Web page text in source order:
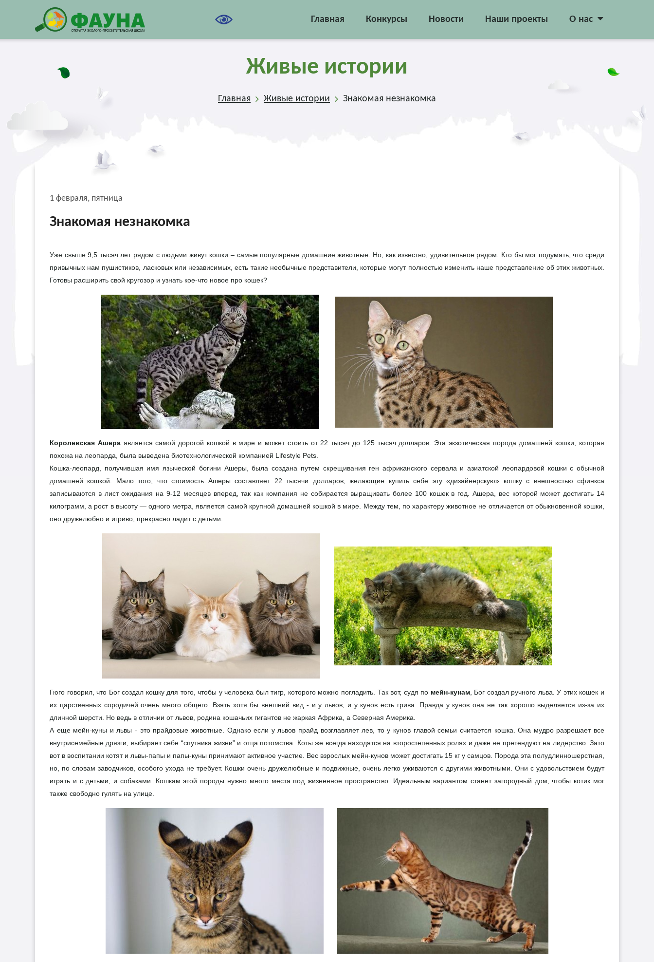
Главная Конкурсы Новости Наши проекты О нас
Живые истории
Главная Живые истории Знакомая незнакомка
1 февраля, пятница
Знакомая незнакомка
Уже свыше 9,5 тысяч лет рядом с людьми живут кошки – самые популярные домашние животные. Но, как известно, удивительное рядом. Кто бы мог подумать, что среди
привычных нам пушистиков, ласковых или независимых, есть такие необычные представители, которые могут полностью изменить наше представление об этих животных.
Готовы расширить свой кругозор и узнать кое-что новое про кошек?
Королевская Ашераявляется самой дорогой кошкой в мире и может стоить от 22 тысяч до 125 тысяч долларов. Эта экзотическая порода домашней кошки, которая
похожа на леопарда, была выведена биотехнологической компанией Lifestyle Pets.
Кошка-леопард, получившая имя языческой богини Ашеры, была создана путем скрещивания ген африканского сервала и азиатской леопардовой кошки с обычной
домашней кошкой. Мало того, что стоимость Ашеры составляет 22 тысячи долларов, желающие купить себе эту «дизайнерскую» кошку с внешностью сфинкса
записываются в лист ожидания на 9-12 месяцев вперед, так как компания не собирается выращивать более 100 кошек в год. Ашера, вес которой может достигать 14
килограмм, а рост в высоту — одного метра, является самой крупной домашней кошкой в мире. Между тем, по характеру животное не отличается от обыкновенной кошки,
оно дружелюбно и игриво, прекрасно ладит с детьми.
Гюго говорил, что Бог создал кошку для того, чтобы у человека был тигр, которого можно погладить. Так вот, судя по мейн-кунам, Бог создал ручного льва. У этих кошек и
их царственных сородичей очень много общего. Взять хотя бы внешний вид - и у львов, и у кунов есть грива. Правда у кунов она не так хорошо выделяется из-за их
длинной шерсти. Но ведь в отличии от львов, родина кошачьих гигантов не жаркая Африка, а Северная Америка.
А еще мейн-куны и львы - это прайдовые животные. Однако если у львов прайд возглавляет лев, то у кунов главой семьи считается кошка. Она мудро разрешает все
внутрисемейные дрязги, выбирает себе “спутника жизни” и отца потомства. Коты же всегда находятся на второстепенных ролях и даже не претендуют на лидерство. Зато
вот в воспитании котят и львы-папы и папы-куны принимают активное участие. Вес взрослых мейн-кунов может достигать 15 кг у самцов. Порода эта полудлинношерстная,
но, по словам заводчиков, особого ухода не требует. Кошки очень дружелюбные и подвижные, очень легко уживаются с другими животными. Они с удовольствием будут
играть и с детьми, и собаками. Кошкам этой породы нужно много места под жизненное пространство. Идеальным вариантом станет загородный дом, чтобы котик мог
также свободно гулять на улице.